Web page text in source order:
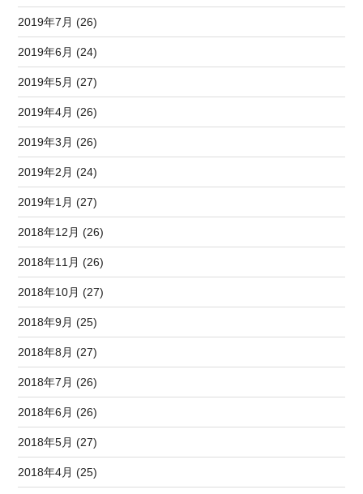
2019年7月 (26)
2019年6月 (24)
2019年5月 (27)
2019年4月 (26)
2019年3月 (26)
2019年2月 (24)
2019年1月 (27)
2018年12月 (26)
2018年11月 (26)
2018年10月 (27)
2018年9月 (25)
2018年8月 (27)
2018年7月 (26)
2018年6月 (26)
2018年5月 (27)
2018年4月 (25)